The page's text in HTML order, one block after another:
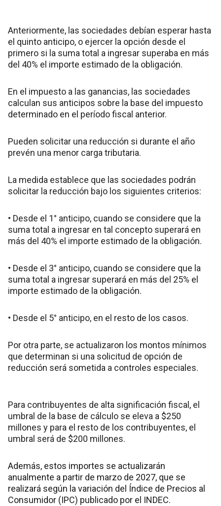
Anteriormente, las sociedades debían esperar hasta
el quinto anticipo, o ejercer la opción desde el
primero si la suma total a ingresar superaba en más
del 40% el importe estimado de la obligación.
En el impuesto a las ganancias, las sociedades
calculan sus anticipos sobre la base del impuesto
determinado en el período fiscal anterior.
Pueden solicitar una reducción si durante el año
prevén una menor carga tributaria.
La medida establece que las sociedades podrán
solicitar la reducción bajo los siguientes criterios:
• Desde el 1° anticipo, cuando se considere que la
suma total a ingresar en tal concepto superará en
más del 40% el importe estimado de la obligación.
• Desde el 3° anticipo, cuando se considere que la
suma total a ingresar superará en más del 25% el
importe estimado de la obligación.
• Desde el 5° anticipo, en el resto de los casos.
Por otra parte, se actualizaron los montos mínimos
que determinan si una solicitud de opción de
reducción será sometida a controles especiales.
Para contribuyentes de alta significación fiscal, el
umbral de la base de cálculo se eleva a $250
millones y para el resto de los contribuyentes, el
umbral será de $200 millones.
Además, estos importes se actualizarán
anualmente a partir de marzo de 2027, que se
realizará según la variación del Índice de Precios al
Consumidor (IPC) publicado por el INDEC.